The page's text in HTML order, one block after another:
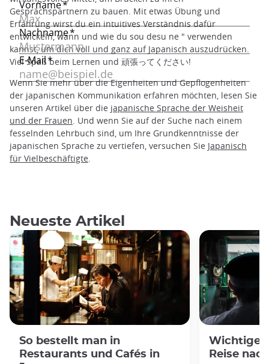
Gesprächspartnern zu bauen. Mit etwas Übung und
Erfahrung wirst du ein intuitives Verständnis dafür
entwickeln, wann und wie du sou desu ne " verwenden
kannst, um dich voll und ganz auf Japanisch auszudrücken.
Viel Spaß beim Lernen und 頑張ってください!
Wenn Sie mehr über die Eigenheiten und Gepflogenheiten
der japanischen Kommunikation erfahren möchten, lesen Sie
unseren Artikel über die japanische Sprache der Weisheit
und der Frauen . Und wenn Sie auf der Suche nach einem
fesselnden Lehrbuch sind, um Ihre Grundkenntnisse der
japanischen Sprache zu vertiefen, versuchen Sie Japanisch
für Vielbeschäftigte
Neueste Artikel
So bestellt man in
Restaurants und Cafés in
Wichtige
Reise